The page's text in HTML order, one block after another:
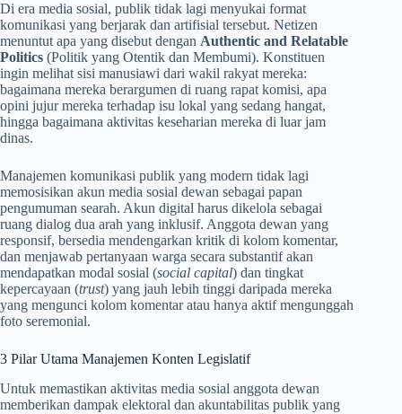
Di era media sosial, publik tidak lagi menyukai format
komunikasi yang berjarak dan artifisial tersebut. Netizen
menuntut apa yang disebut dengan Authentic and Relatable
Politics (Politik yang Otentik dan Membumi). Konstituen
ingin melihat sisi manusiawi dari wakil rakyat mereka:
bagaimana mereka berargumen di ruang rapat komisi, apa
opini jujur mereka terhadap isu lokal yang sedang hangat,
hingga bagaimana aktivitas keseharian mereka di luar jam
dinas.
Manajemen komunikasi publik yang modern tidak lagi
memosisikan akun media sosial dewan sebagai papan
pengumuman searah. Akun digital harus dikelola sebagai
ruang dialog dua arah yang inklusif. Anggota dewan yang
responsif, bersedia mendengarkan kritik di kolom komentar,
dan menjawab pertanyaan warga secara substantif akan
mendapatkan modal sosial (social capital) dan tingkat
kepercayaan (trust) yang jauh lebih tinggi daripada mereka
yang mengunci kolom komentar atau hanya aktif mengunggah
foto seremonial.
3 Pilar Utama Manajemen Konten Legislatif
Untuk memastikan aktivitas media sosial anggota dewan
memberikan dampak elektoral dan akuntabilitas publik yang